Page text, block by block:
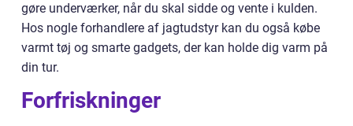
gøre underværker, når du skal sidde og vente i kulden.
Hos nogle forhandlere af jagtudstyr kan du også købe
varmt tøj og smarte gadgets, der kan holde dig varm på
din tur.
Forfriskninger